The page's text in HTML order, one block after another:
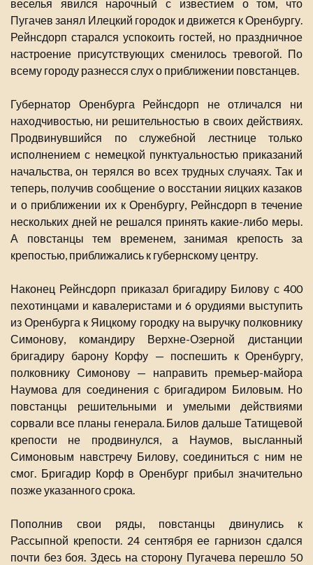
веселья явился нарочный с известием о том, что
Пугачев занял Илецкий городок и движется к Оренбургу.
Рейнсдорп старался успокоить гостей, но праздничное
настроение присутствующих сменилось тревогой. По
всему городу разнесся слух о приближении повстанцев.
Губернатор Оренбурга Рейнсдорп не отличался ни
находчивостью, ни решительностью в своих действиях.
Продвинувшийся по служебной лестнице только
исполнением с немецкой пунктуальностью приказаний
начальства, он терялся во всех трудных случаях. Так и
теперь, получив сообщение о восстании яицких казаков
и о приближении их к Оренбургу, Рейнсдорп в течение
нескольких дней не решался принять какие-либо меры.
А повстанцы тем временем, занимая крепость за
крепостью, приближались к губернскому центру.
Наконец Рейнсдорп приказал бригадиру Билову с 400
пехотинцами и кавалеристами и 6 орудиями выступить
из Оренбурга к Яицкому городку на выручку полковнику
Симонову, командиру Верхне-Озерной дистанции
бригадиру барону Корфу — поспешить к Оренбургу,
полковнику Симонову — направить премьер-майора
Наумова для соединения с бригадиром Биловым. Но
повстанцы решительными и умелыми действиями
сорвали все планы генерала. Билов дальше Татищевой
крепости не продвинулся, а Наумов, высланный
Симоновым навстречу Билову, соединиться с ним не
смог. Бригадир Корф в Оренбург прибыл значительно
позже указанного срока.
Пополнив свои ряды, повстанцы двинулись к
Рассыпной крепости. 24 сентября ее гарнизон сдался
почти без боя. Здесь на сторону Пугачева перешло 50